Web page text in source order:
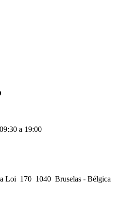
09:30 a 19:00
Loi 170 1040 Bruselas - Bélgica